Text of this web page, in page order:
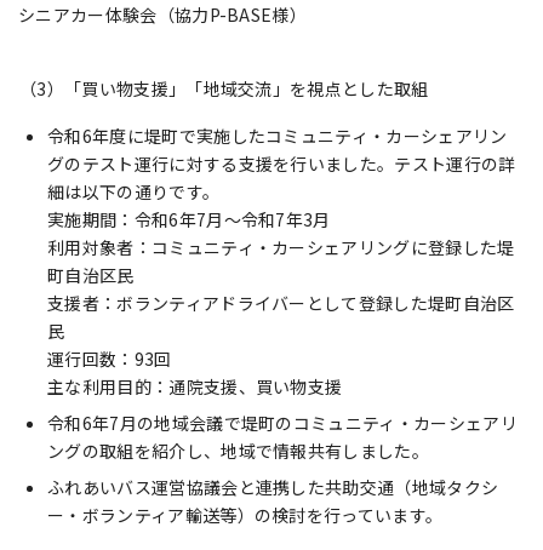
シニアカー体験会（協力P-BASE様）
（3）「買い物支援」「地域交流」を視点とした取組
令和6年度に堤町で実施したコミュニティ・カーシェアリン
グのテスト運行に対する支援を行いました。テスト運行の詳
細は以下の通りです。
実施期間：令和6年7月～令和7年3月
利用対象者：コミュニティ・カーシェアリングに登録した堤
町自治区民
支援者：ボランティアドライバーとして登録した堤町自治区
民
運行回数：93回
主な利用目的：通院支援、買い物支援
令和6年7月の地域会議で堤町のコミュニティ・カーシェアリ
ングの取組を紹介し、地域で情報共有しました。
ふれあいバス運営協議会と連携した共助交通（地域タクシ
ー・ボランティア輸送等）の検討を行っています。